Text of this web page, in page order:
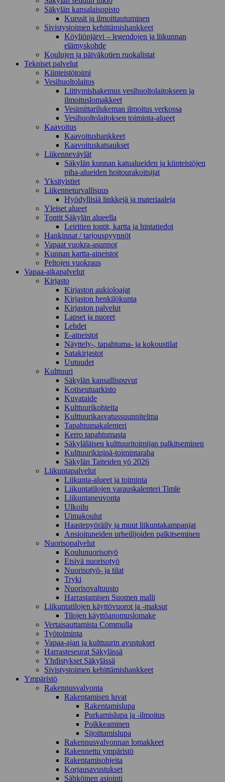
Säkylän kansalaisopisto
Kurssit ja ilmoittautuminen
Sivistystoimen kehittämishankkeet
Köyliönjärvi – legendojen ja liikunnan
elämyskohde
Koulujen ja päiväkotien ruokalistat
Tekniset palvelut
Kiinteistötoimi
Vesihuoltolaitos
Liittymishakemus vesihuoltolaitokseen ja
ilmoituslomakkeet
Vesimittarilukeman ilmoitus verkossa
Vesihuoltolaitoksen toiminta-alueet
Kaavoitus
Kaavoitushankkeet
Kaavoituskatsaukset
Liikenneväylät
Säkylän kunnan katualueiden ja kiinteistöjen
piha-alueiden hoitourakoitsijat
Yksityistiet
Liikenneturvallisuus
Hyödyllisiä linkkejä ja materiaaleja
Yleiset alueet
Tontit Säkylän alueella
Leiritien tontit, kartta ja hintatiedot
Hankinnat / tarjouspyynnöt
Vapaat vuokra-asunnot
Kunnan kartta-aineistot
Peltojen vuokraus
Vapaa-aika­palvelut
Kirjasto
Kirjaston aukioloajat
Kirjaston henkilökunta
Kirjaston palvelut
Lapset ja nuoret
Lehdet
E-aineistot
Näyttely-, tapahtuma- ja kokoustilat
Satakirjastot
Uutuudet
Kulttuuri
Säkylän kansallispuvut
Kotiseutuarkisto
Kuvataide
Kulttuurikohteita
Kulttuurikasvatussuunnitelma
Tapahtumakalenteri
Kerro tapahtumasta
Säkyläläisen kulttuuritoimijan palkitseminen
Kulttuurikipinä-toimintaraha
Säkylän Taiteiden yö 2026
Liikuntapalvelut
Liikunta-alueet ja toiminta
Liikuntatilojen varauskalenteri Timle
Liikuntaneuvonta
Ulkoilu
Uimakoulut
Haastepyöräily ja muut liikuntakampanjat
Ansioituneiden urheilijoiden palkitseminen
Nuorisopalvelut
Koulunuorisotyö
Etsivä nuorisotyö
Nuorisotyö- ja tilat
Tryki
Nuorisovaltuusto
Harrastamisen Suomen malli
Liikuntatilojen käyttövuorot ja -maksut
Tilojen käyttöanomuslomake
Vertaisauttamista Commulla
Työtoiminta
Vapaa-ajan ja kulttuurin avustukset
Harrasteseurat Säkylässä
Yhdistykset Säkylässä
Sivistystoimen kehittämishankkeet
Ympä­ristö
Rakennusvalvonta
Rakentamisen luvat
Rakentamislupa
Purkamislupa ja -ilmoitus
Poikkeaminen
Sijoittamislupa
Rakennusvalvonnan lomakkeet
Rakennettu ympäristö
Rakentamisohjeita
Korjausavustukset
Sähköinen asiointi